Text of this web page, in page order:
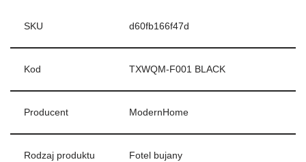
SKU d60fb166f47d
Kod TXWQM-F001 BLACK
Producent ModernHome
Rodzaj produktu Fotel bujany